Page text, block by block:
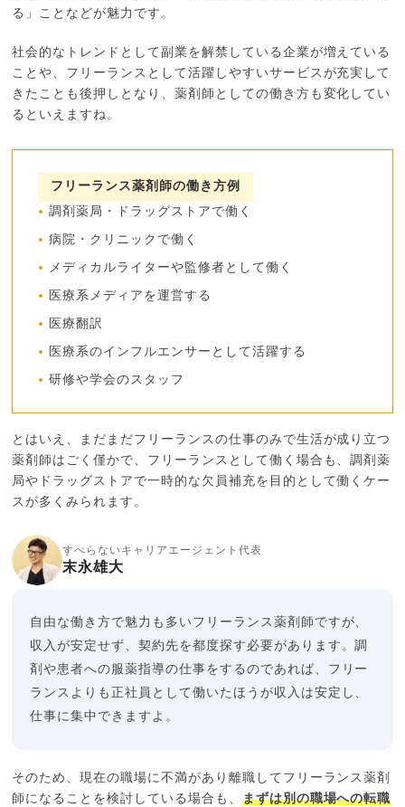
る」ことなどが魅力です。
社会的なトレンドとして副業を解禁している企業が増えている
ことや、フリーランスとして活躍しやすいサービスが充実して
きたことも後押しとなり、薬剤師としての働き方も変化してい
るといえますね。
フリーランス薬剤師の働き方例
調剤薬局・ドラッグストアで働く
病院・クリニックで働く
メディカルライターや監修者として働く
医療系メディアを運営する
医療翻訳
医療系のインフルエンサーとして活躍する
研修や学会のスタッフ
とはいえ、まだまだフリーランスの仕事のみで生活が成り立つ
薬剤師はごく僅かで、フリーランスとして働く場合も、調剤薬
局やドラッグストアで一時的な欠員補充を目的として働くケー
スが多くみられます。
すべらないキャリアエージェント代表
末永雄大
自由な働き方で魅力も多いフリーランス薬剤師ですが、
収入が安定せず、契約先を都度探す必要があります。調
剤や患者への服薬指導の仕事をするのであれば、フリー
ランスよりも正社員として働いたほうが収入は安定し、
仕事に集中できますよ。
そのため、現在の職場に不満があり離職してフリーランス薬剤
師になることを検討している場合も、 まずは別の職場への転職